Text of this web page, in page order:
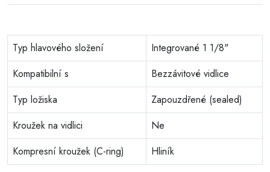
Typ hlavového složení
Integrované 1 1/8"
Kompatibilní s
Bezzávitové vidlice
Typ ložiska
Zapouzdřené (sealed)
Kroužek na vidlici
Ne
Kompresní kroužek (C-ring)
Hliník